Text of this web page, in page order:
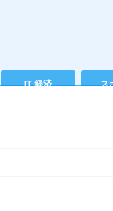
IT 経済 ス